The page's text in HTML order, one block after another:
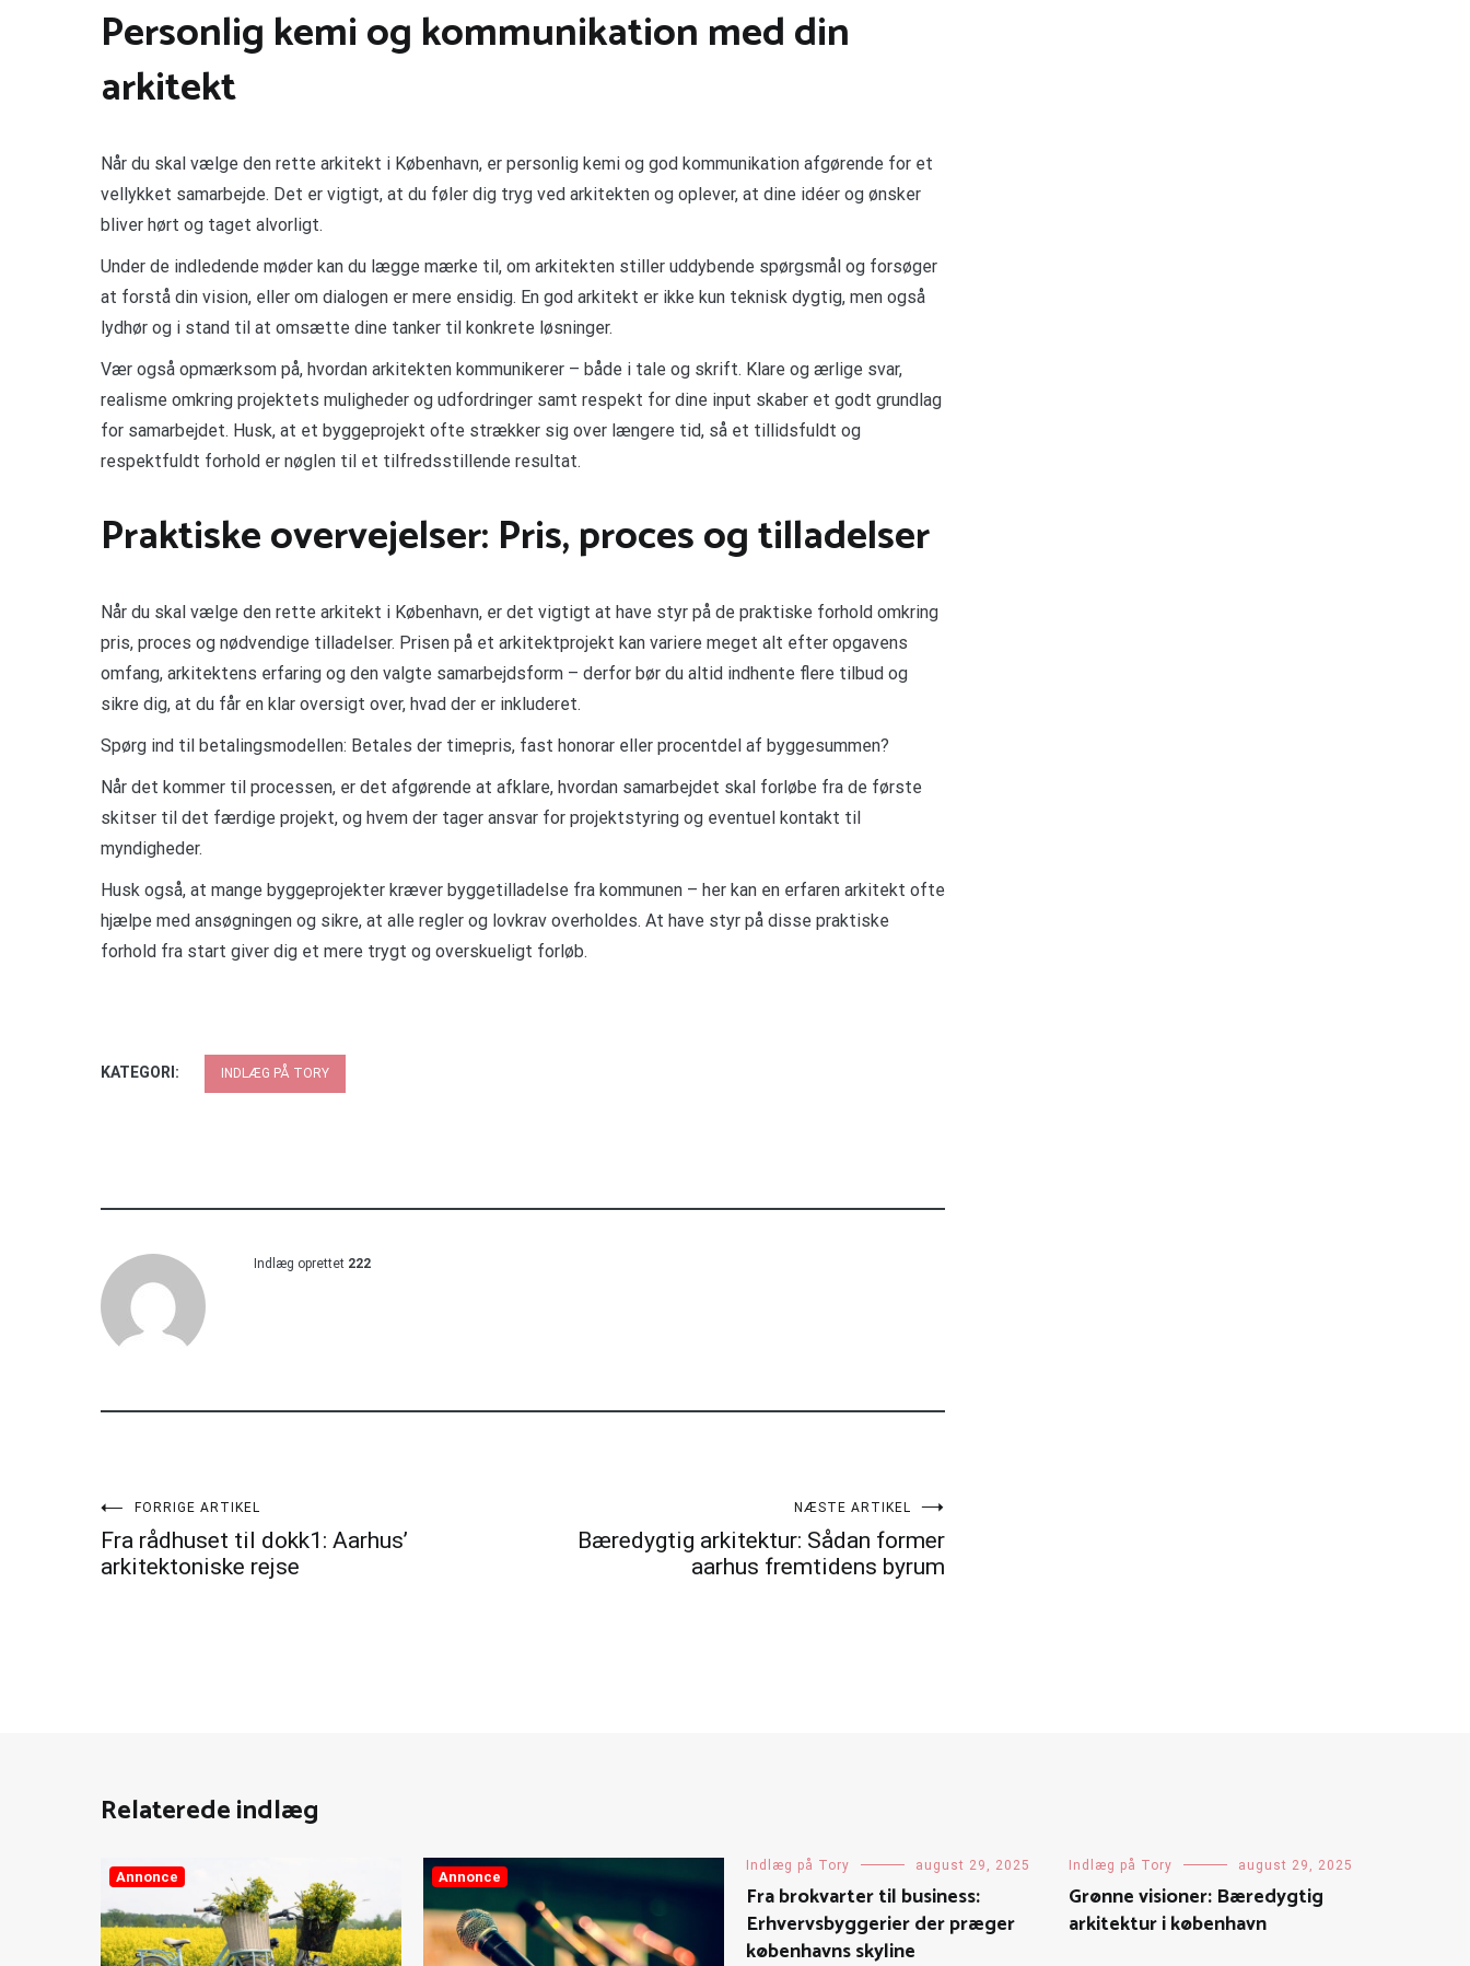
Personlig kemi og kommunikation med din
arkitekt
Når du skal vælge den rette arkitekt i København, er personlig kemi og god kommunikation afgørende for et
vellykket samarbejde. Det er vigtigt, at du føler dig tryg ved arkitekten og oplever, at dine idéer og ønsker
bliver hørt og taget alvorligt.
Under de indledende møder kan du lægge mærke til, om arkitekten stiller uddybende spørgsmål og forsøger
at forstå din vision, eller om dialogen er mere ensidig. En god arkitekt er ikke kun teknisk dygtig, men også
lydhør og i stand til at omsætte dine tanker til konkrete løsninger.
Vær også opmærksom på, hvordan arkitekten kommunikerer – både i tale og skrift. Klare og ærlige svar,
realisme omkring projektets muligheder og udfordringer samt respekt for dine input skaber et godt grundlag
for samarbejdet. Husk, at et byggeprojekt ofte strækker sig over længere tid, så et tillidsfuldt og
respektfuldt forhold er nøglen til et tilfredsstillende resultat.
Praktiske overvejelser: Pris, proces og tilladelser
Når du skal vælge den rette arkitekt i København, er det vigtigt at have styr på de praktiske forhold omkring
pris, proces og nødvendige tilladelser. Prisen på et arkitektprojekt kan variere meget alt efter opgavens
omfang, arkitektens erfaring og den valgte samarbejdsform – derfor bør du altid indhente flere tilbud og
sikre dig, at du får en klar oversigt over, hvad der er inkluderet.
Spørg ind til betalingsmodellen: Betales der timepris, fast honorar eller procentdel af byggesummen?
Når det kommer til processen, er det afgørende at afklare, hvordan samarbejdet skal forløbe fra de første
skitser til det færdige projekt, og hvem der tager ansvar for projektstyring og eventuel kontakt til
myndigheder.
Husk også, at mange byggeprojekter kræver byggetilladelse fra kommunen – her kan en erfaren arkitekt ofte
hjælpe med ansøgningen og sikre, at alle regler og lovkrav overholdes. At have styr på disse praktiske
forhold fra start giver dig et mere trygt og overskueligt forløb.
KATEGORI: INDLÆG PÅ TORY
Indlæg oprettet 222
Indlægsnavigation
FORRIGE ARTIKEL
Fra rådhuset til dokk1: Aarhus’
arkitektoniske rejse
NÆSTE ARTIKEL
Bæredygtig arkitektur: Sådan former
aarhus fremtidens byrum
Relaterede indlæg
Annonce Annonce
Indlæg på Tory august 29, 2025
Fra brokvarter til business:
Erhvervsbyggerier der præger
københavns skyline
Indlæg på Tory august 29, 2025
Grønne visioner: Bæredygtig
arkitektur i københavn